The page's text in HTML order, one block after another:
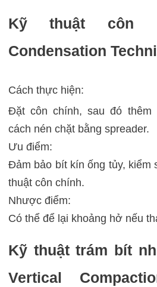
Kỹ thuật côn
Condensation
Cách thực hiện:
Đặt côn chính, sau đó thêm
cách nén chặt bằng spreader.
Ưu điểm:
Đảm bảo bít kín ống tủy, kiểm
thuật côn chính.
Nhược điểm:
Có thể để lại khoảng hở nếu
Kỹ thuật trám bít
Vertical